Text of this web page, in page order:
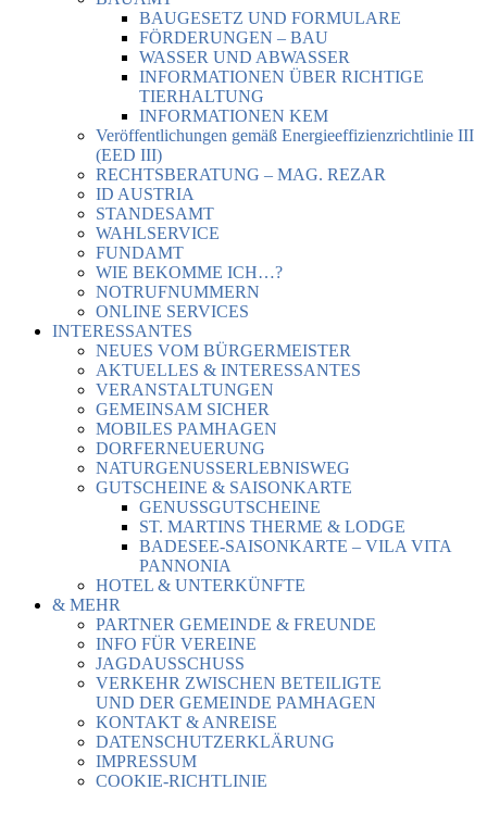
BAUGESETZ UND FORMULARE
FÖRDERUNGEN – BAU
WASSER UND ABWASSER
INFORMATIONEN ÜBER RICHTIGE
TIERHALTUNG
INFORMATIONEN KEM
Veröffentlichungen gemäß Energieeffizienzrichtlinie III
(EED III)
RECHTSBERATUNG – MAG. REZAR
ID AUSTRIA
STANDESAMT
WAHLSERVICE
FUNDAMT
WIE BEKOMME ICH…?
NOTRUFNUMMERN
ONLINE SERVICES
INTERESSANTES
NEUES VOM BÜRGERMEISTER
AKTUELLES & INTERESSANTES
VERANSTALTUNGEN
GEMEINSAM SICHER
MOBILES PAMHAGEN
DORFERNEUERUNG
NATURGENUSSERLEBNISWEG
GUTSCHEINE & SAISONKARTE
GENUSSGUTSCHEINE
ST. MARTINS THERME & LODGE
BADESEE-SAISONKARTE – VILA VITA
PANNONIA
HOTEL & UNTERKÜNFTE
& MEHR
PARTNER GEMEINDE & FREUNDE
INFO FÜR VEREINE
JAGDAUSSCHUSS
VERKEHR ZWISCHEN BETEILIGTE
UND DER GEMEINDE PAMHAGEN
KONTAKT & ANREISE
DATENSCHUTZERKLÄRUNG
IMPRESSUM
COOKIE-RICHTLINIE